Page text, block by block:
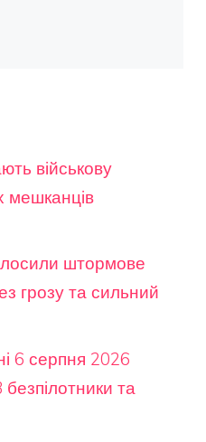
військову
мешканців
штормове
грозу та сильний
6 серпня 2026
безпілотники та